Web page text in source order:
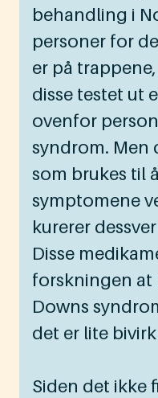
behandling i
personer for
er på
disse testet ut
ovenfor
syndrom. Men
som brukes til
symptomene
kurerer
Disse
forskningen at
Downs
det er lite
Siden det ikke